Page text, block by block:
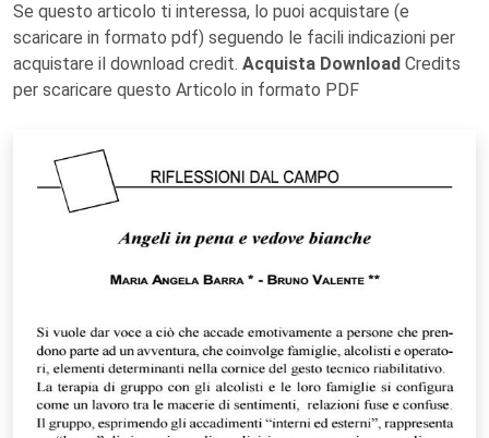
Se questo articolo ti interessa, lo puoi acquistare (e
scaricare in formato pdf) seguendo le facili indicazioni per
acquistare il download credit. Acquista Download Credits
per scaricare questo Articolo in formato PDF